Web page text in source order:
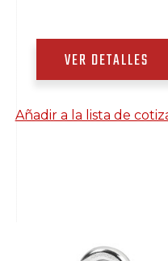
VER DETALLES
Añadir a la lista de